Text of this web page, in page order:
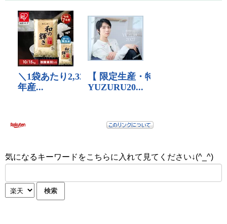
気になるキーワードをこちらに入れて見てください↓(^_^)